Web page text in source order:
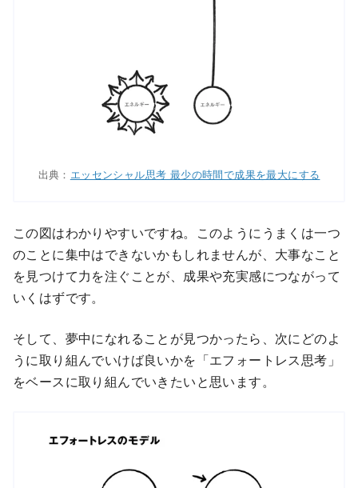
出典： エッセンシャル思考 最少の時間で成果を最大にする
この図はわかりやすいですね。このようにうまくは一つ
のことに集中はできないかもしれませんが、大事なこと
を見つけて力を注ぐことが、成果や充実感につながって
いくはずです。
そして、夢中になれることが見つかったら、次にどのよ
うに取り組んでいけば良いかを「エフォートレス思考」
をベースに取り組んでいきたいと思います。